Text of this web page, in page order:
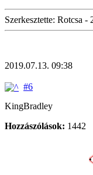
Szerkesztette: Rotcsa -
2019.07.13. 09:38
#6
KingBradley
Hozzászólások: 1442